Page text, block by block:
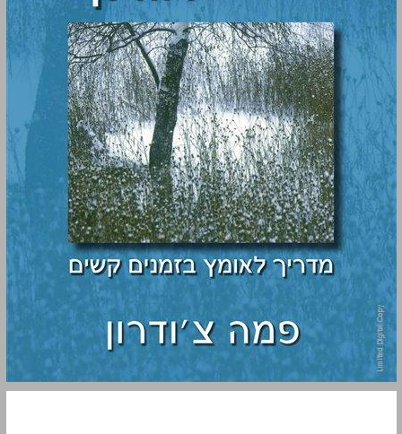
המקומות במפחידים אותך: מדריך לאומץ בזמנים קשים ... 0